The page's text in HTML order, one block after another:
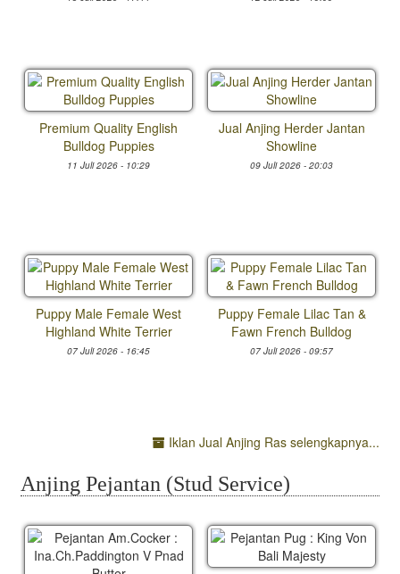
Premium Quality English
Bulldog Puppies
11 Juli 2026 - 10:29
Jual Anjing Herder Jantan
Showline
09 Juli 2026 - 20:03
Puppy Male Female West
Highland White Terrier
07 Juli 2026 - 16:45
Puppy Female Lilac Tan &
Fawn French Bulldog
07 Juli 2026 - 09:57
Iklan Jual Anjing Ras selengkapnya...
Anjing Pejantan (Stud Service)